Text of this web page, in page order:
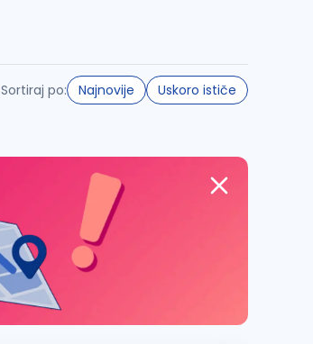
Sortiraj po: Najnovije Uskoro ističe